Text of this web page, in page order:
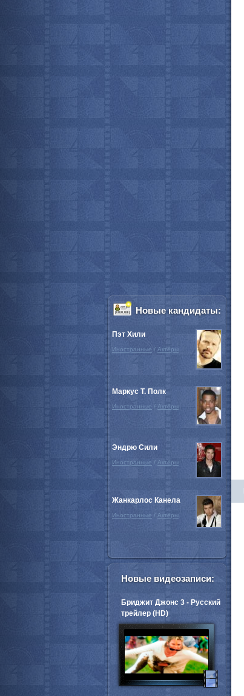
Новые кандидаты:
Пэт Хили
Иностранные / Актёры
Маркус Т. Полк
Иностранные / Актёры
Эндрю Сили
Иностранные / Актёры
Жанкарлос Канела
Иностранные / Актёры
Новые видеозаписи:
Бриджит Джонс 3 - Русский
трейлер (HD)